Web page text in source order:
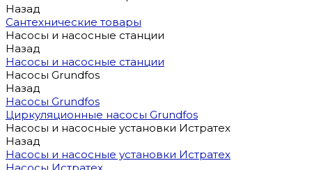
Назад
Сантехнические товары
Насосы и насосные станции
Назад
Насосы и насосные станции
Насосы Grundfos
Назад
Насосы Grundfos
Циркуляционные насосы Grundfos
Насосы и насосные установки Истратех
Назад
Насосы и насосные установки Истратех